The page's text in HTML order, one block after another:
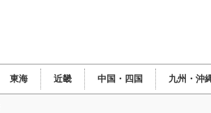
東海 近畿 中国・四国 九州・沖